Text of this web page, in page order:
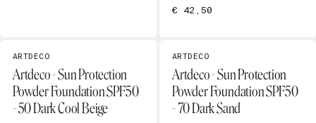
€ 42,50
ARTDECO
Artdeco - Sun Protection
Powder Foundation SPF50
- 50 Dark Cool Beige
ARTDECO
Artdeco - Sun Protection
Powder Foundation SPF50
- 70 Dark Sand